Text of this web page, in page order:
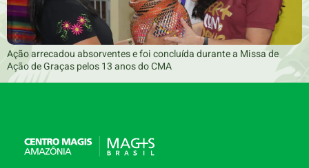
Ação arrecadou absorventes e foi concluída durante a Missa de
Ação de Graças pelos 13 anos do CMA